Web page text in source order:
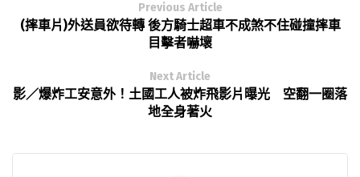
Previous Article
(摔車片)外送員欲待轉 後方騎士超車不成煞不住碰撞摔車
目擊者嚇壞
Next Article
影／爆炸工安意外！土國工人被炸飛影片曝光 空翻一圈落
地全身著火